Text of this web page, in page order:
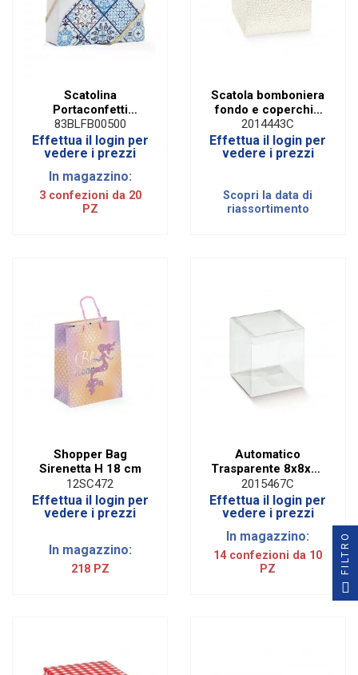
Scatolina
Portaconfetti
Maiolica Bianco 9 x
9 Cm (20 PZ)
83BLFB00500
Effettua il login per
vedere i prezzi
In magazzino:
3 confezioni da 20
PZ
Scatola bomboniera
fondo e coperchio
pelle bianca
22x16x4 (10 pezzi)
2014443C
Effettua il login per
vedere i prezzi
Scopri la data di
riassortimento
Shopper Bag
Sirenetta H 18 cm
12SC472
Effettua il login per
vedere i prezzi
In magazzino:
218 PZ
Automatico
Trasparente 8x8x15
Cm (10 PZ)
2015467C
Effettua il login per
vedere i prezzi
In magazzino:
14 confezioni da 10
PZ
FILTRO